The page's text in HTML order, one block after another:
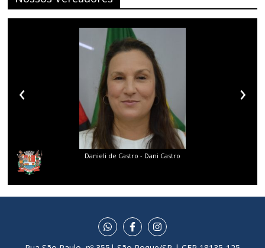
Danieli de Castro - Dani Castro
‹ ›